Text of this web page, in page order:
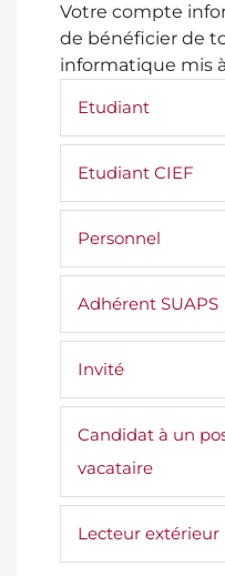
Votre compte
de bénéficier de
informatique mis
Etudiant
Etudiant CIEF
Personnel
Adhérent SUAPS
Invité
Candidat à un
vacataire
Lecteur extérieur